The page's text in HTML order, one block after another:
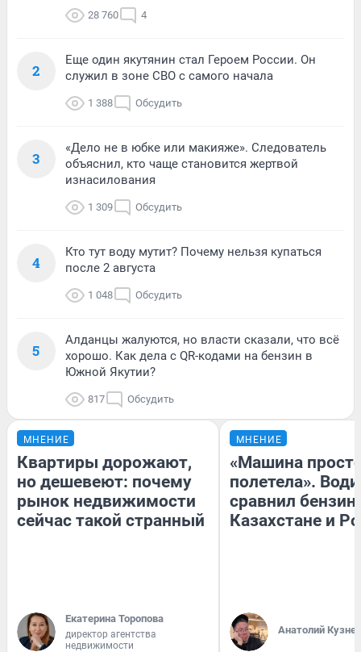
28 760 4
2
Еще один якутянин стал Героем России. Он
служил в зоне СВО с самого начала
1 388 Обсудить
3
«Дело не в юбке или макияже». Следователь
объяснил, кто чаще становится жертвой
изнасилования
1 309 Обсудить
4
Кто тут воду мутит? Почему нельзя купаться
после 2 августа
1 048 Обсудить
5
Алданцы жалуются, но власти сказали, что всё
хорошо. Как дела с QR-кодами на бензин в
Южной Якутии?
817 Обсудить
МНЕНИЕ
Квартиры дорожают,
но дешевеют: почему
рынок недвижимости
сейчас такой странный
Екатерина Торопова
директор агентства
недвижимости
МНЕНИЕ
«Машина
полетела».
сравнил бензин
Казахстане и
Анатолий